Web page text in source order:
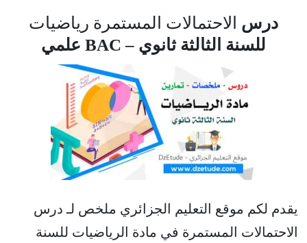
درس الاحتمالات المستمرة رياضيات
للسنة الثالثة ثانوي – BAC علمي
يقدم لكم موقع التعليم الجزائري ملخص لـ درس
الاحتمالات المستمرة في مادة الرياضيات للسنة